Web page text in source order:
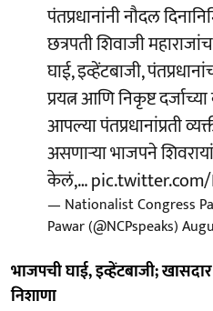
पंतप्रधानांनी नौदल
छत्रपती शिवाजी
घाई, इव्हेंटबाजी,
प्रयत्न आणि निकृष्ट
आपल्या पंतप्रधानांप्रती
असणाऱ्या भाजपने
केलं,…
— Nationalist Congress
Pawar (@NCPspeaks)
भाजपची घाई, इव्हेंटबाजी;
निशाणा